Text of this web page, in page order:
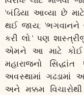
'બંડિયા આવ્યા છે
થઈ જાય;
કરી લો.' પણ
એમને આ માટે કોઈ
મહારાજનો
અવસ્થામાં
અને મક્કમ